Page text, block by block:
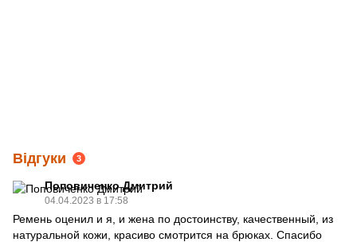
Відгуки 3
Поповиченко Дмитрий
04.04.2023 в 17:58
Ремень оценил и я, и жена по достоинству, качественный, из
натуральной кожи, красиво смотрится на брюках. Спасибо